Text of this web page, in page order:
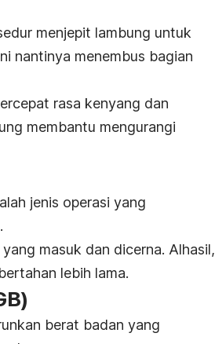
menjepit lambung untuk
nantinya menembus bagian
rasa kenyang dan
membantu mengurangi
jenis operasi yang
masuk dan dicerna. Alhasil,
lebih lama.
berat badan yang